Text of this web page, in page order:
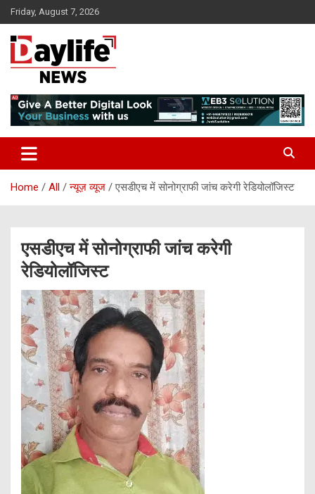
Skip
to
content
Friday, August 7, 2026
daylifenews
Home All न्यूज़ व्यूज एसडीएच में सोनोग्राफी जांच करेगी रेडियोलॉजिस्ट
एसडीएच में सोनोग्राफी जांच करेगी
रेडियोलॉजिस्ट